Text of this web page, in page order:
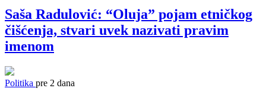
Saša Radulović: “Oluja” pojam etničkog
čišćenja, stvari uvek nazivati pravim
imenom
Politika pre 2 dana